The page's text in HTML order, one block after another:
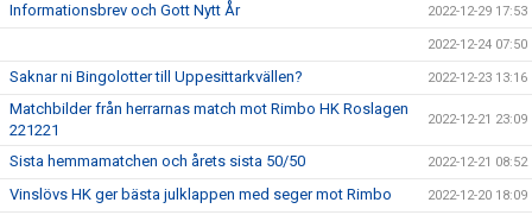
Informationsbrev och Gott Nytt År 2022-12-29 17:53
2022-12-24 07:50
Saknar ni Bingolotter till Uppesittarkvällen? 2022-12-23 13:16
Matchbilder från herrarnas match mot Rimbo HK Roslagen
221221
2022-12-21 23:09
Sista hemmamatchen och årets sista 50/50 2022-12-21 08:52
Vinslövs HK ger bästa julklappen med seger mot Rimbo 2022-12-20 18:09